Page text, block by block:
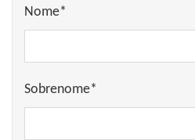
Nome*
Sobrenome*